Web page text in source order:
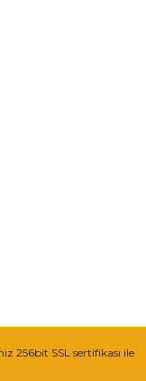
256bit SSL sertifikası ile